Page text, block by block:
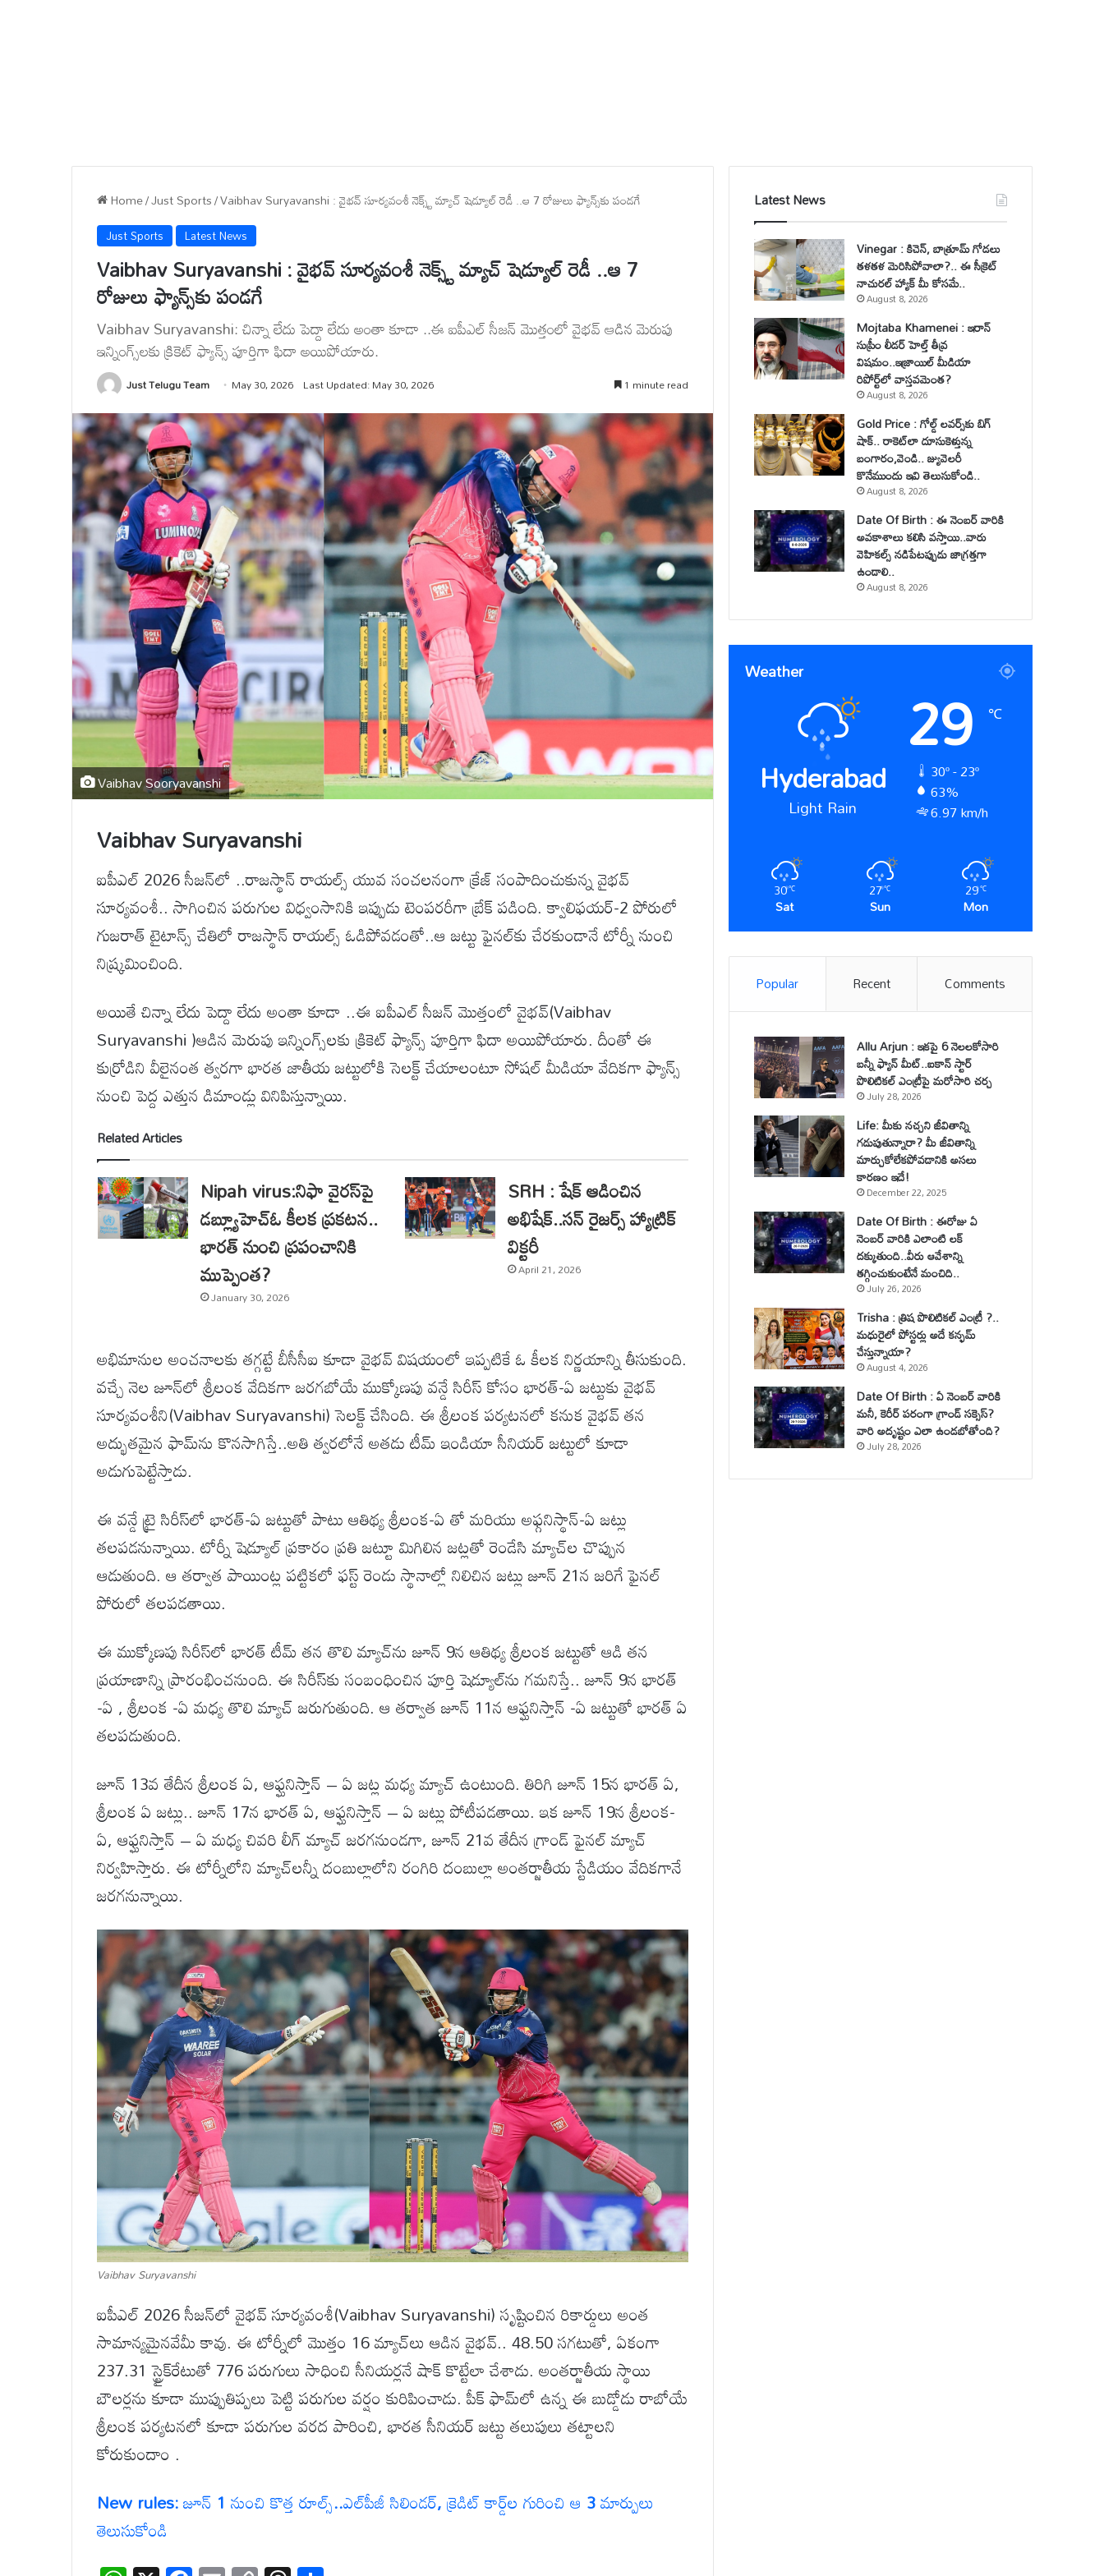
Home/Just Sports/Vaibhav Suryavanshi : వైభవ్ సూర్యవంశీ నెక్స్ట్ మ్యాచ్‌ షెడ్యూల్ రెడీ ..ఆ 7 రోజులు ఫ్యాన్స్‌కు పండగే
Just Sports Latest News
Vaibhav Suryavanshi : వైభవ్ సూర్యవంశీ నెక్స్ట్ మ్యాచ్‌ షెడ్యూల్ రెడీ ..ఆ 7
రోజులు ఫ్యాన్స్‌కు పండగే
Vaibhav Suryavanshi: చిన్నా లేదు పెద్దా లేదు అంతా కూడా ..ఈ ఐపీఎల్ సీజన్ మొత్తంలో వైభవ్ ఆడిన మెరుపు
ఇన్నింగ్స్‌లకు క్రికెట్ ఫ్యాన్స్ పూర్తిగా ఫిదా అయిపోయారు.
Just Telugu Team May 30, 2026 Last Updated: May 30, 2026 1 minute read
Vaibhav Sooryavanshi
Vaibhav Suryavanshi
ఐపీఎల్ 2026 సీజన్‌లో ..రాజస్థాన్ రాయల్స్ యువ సంచలనంగా క్రేజ్ సంపాదించుకున్న వైభవ్
సూర్యవంశీ.. సాగించిన పరుగుల విధ్వంసానికి ఇప్పుడు టెంపరరీగా బ్రేక్ పడింది. క్వాలిఫయర్-2 పోరులో
గుజరాత్ టైటాన్స్ చేతిలో రాజస్థాన్ రాయల్స్ ఓడిపోవడంతో..ఆ జట్టు ఫైనల్‌కు చేరకుండానే టోర్నీ నుంచి
నిష్క్రమించింది.
అయితే చిన్నా లేదు పెద్దా లేదు అంతా కూడా ..ఈ ఐపీఎల్ సీజన్ మొత్తంలో వైభవ్(Vaibhav
Suryavanshi )ఆడిన మెరుపు ఇన్నింగ్స్‌లకు క్రికెట్ ఫ్యాన్స్ పూర్తిగా ఫిదా అయిపోయారు. దీంతో ఈ
కుర్రోడిని వీలైనంత త్వరగా భారత జాతీయ జట్టులోకి సెలక్ట్ చేయాలంటూ సోషల్ మీడియా వేదికగా ఫ్యాన్స్
నుంచి పెద్ద ఎత్తున డిమాండ్లు వినిపిస్తున్నాయి.
Related Articles
Nipah virus:నిఫా వైరస్‌పై
డబ్ల్యూహెచ్‌ఓ కీలక ప్రకటన..
భారత్ నుంచి ప్రపంచానికి
ముప్పెంత?
January 30, 2026
SRH : షేక్ ఆడించిన
అభిషేక్..సన్ రైజర్స్ హ్యాట్రిక్
విక్టరీ
April 21, 2026
అభిమానుల అంచనాలకు తగ్గట్టే బీసీసీఐ కూడా వైభవ్ విషయంలో ఇప్పటికే ఓ కీలక నిర్ణయాన్ని తీసుకుంది.
వచ్చే నెల జూన్‌లో శ్రీలంక వేదికగా జరగబోయే ముక్కోణపు వన్డే సిరీస్ కోసం భారత్-ఏ జట్టుకు వైభవ్
సూర్యవంశీని(Vaibhav Suryavanshi) సెలక్ట్ చేసింది. ఈ శ్రీలంక పర్యటనలో కనుక వైభవ్ తన
అద్భుతమైన ఫామ్‌ను కొనసాగిస్తే..అతి త్వరలోనే అతడు టీమ్ ఇండియా సీనియర్ జట్టులో కూడా
అడుగుపెట్టేస్తాడు.
ఈ వన్డే ట్రై సిరీస్‌లో భారత్-ఏ జట్టుతో పాటు ఆతిథ్య శ్రీలంక-ఏ తో మరియు అఫ్గనిస్థాన్-ఏ జట్లు
తలపడనున్నాయి. టోర్నీ షెడ్యూల్ ప్రకారం ప్రతి జట్టూ మిగిలిన జట్లతో రెండేసి మ్యాచ్‌ల చొప్పున
ఆడుతుంది. ఆ తర్వాత పాయింట్ల పట్టికలో ఫస్ట్ రెండు స్థానాల్లో నిలిచిన జట్లు జూన్ 21న జరిగే ఫైనల్
పోరులో తలపడతాయి.
ఈ ముక్కోణపు సిరీస్‌లో భారత్ టీమ్ తన తొలి మ్యాచ్‌ను జూన్ 9న ఆతిథ్య శ్రీలంక జట్టుతో ఆడి తన
ప్రయాణాన్ని ప్రారంభించనుంది. ఈ సిరీస్‌కు సంబంధించిన పూర్తి షెడ్యూల్‌ను గమనిస్తే.. జూన్ 9న భారత్
-ఏ , శ్రీలంక -ఏ మధ్య తొలి మ్యాచ్ జరుగుతుంది. ఆ తర్వాత జూన్ 11న ఆఫ్ఘనిస్తాన్ -ఏ జట్టుతో భారత్ ఏ
తలపడుతుంది.
జూన్ 13వ తేదీన శ్రీలంక ఏ, ఆఫ్ఘనిస్తాన్ – ఏ జట్ల మధ్య మ్యాచ్ ఉంటుంది. తిరిగి జూన్ 15న భారత్ ఏ,
శ్రీలంక ఏ జట్లు.. జూన్ 17న భారత్ ఏ, ఆఫ్ఘనిస్తాన్ – ఏ జట్లు పోటీపడతాయి. ఇక జూన్ 19న శ్రీలంక-
ఏ, ఆఫ్ఘనిస్తాన్ – ఏ మధ్య చివరి లీగ్ మ్యాచ్ జరగనుండగా, జూన్ 21వ తేదీన గ్రాండ్ ఫైనల్ మ్యాచ్
నిర్వహిస్తారు. ఈ టోర్నీలోని మ్యాచ్‌లన్నీ దంబుల్లాలోని రంగిరి దంబుల్లా అంతర్జాతీయ స్టేడియం వేదికగానే
జరగనున్నాయి.
Vaibhav Suryavanshi
ఐపీఎల్ 2026 సీజన్‌లో వైభవ్ సూర్యవంశీ(Vaibhav Suryavanshi) సృష్టించిన రికార్డులు అంత
సామాన్యమైనవేమీ కావు. ఈ టోర్నీలో మొత్తం 16 మ్యాచ్‌లు ఆడిన వైభవ్.. 48.50 సగటుతో, ఏకంగా
237.31 స్ట్రైక్‌రేటుతో 776 పరుగులు సాధించి సీనియర్లనే షాక్ కొట్టేలా చేశాడు. అంతర్జాతీయ స్థాయి
బౌలర్లను కూడా ముప్పుతిప్పలు పెట్టి పరుగుల వర్షం కురిపించాడు. పీక్ ఫామ్‌లో ఉన్న ఈ బుడ్డోడు రాబోయే
శ్రీలంక పర్యటనలో కూడా పరుగుల వరద పారించి, భారత సీనియర్ జట్టు తలుపులు తట్టాలని
కోరుకుందాం .
New rules:జూన్ 1 నుంచి కొత్త రూల్స్..ఎల్‌పీజీ సిలిండర్,క్రెడిట్కార్డ్‌ల గురించి ఆ 3మార్పులు
తెలుసుకోండి
Latest News
Vinegar : కిచెన్, బాత్రూమ్ గోడలు
తళతళ మెరిసిపోవాలా?.. ఈ సీక్రెట్
నాచురల్ హ్యాక్ మీ కోసమే..
August 8, 2026
Mojtaba Khamenei : ఇరాన్
సుప్రీం లీడర్ హెల్త్ తీవ్ర
విషమం..ఇజ్రాయిల్ మీడియా
రిపోర్ట్‌లో వాస్తవమెంత?
August 8, 2026
Gold Price : గోల్డ్ లవర్స్‌కు బిగ్
షాక్.. రాకెట్‌లా దూసుకెళ్తున్న
బంగారం,వెండి.. జ్యువెలరీ
కొనేముందు ఇవి తెలుసుకోండి..
August 8, 2026
Date Of Birth : ఈ నెంబర్ వారికి
అవకాశాలు కలిసి వస్తాయి..వారు
వెహికల్స్ నడిపేటప్పుడు జాగ్రత్తగా
ఉండాలి..
August 8, 2026
Weather
Hyderabad
Light Rain
29 ℃
30º - 23º
63%
6.97 km/h
30℃
Sat
27℃
Sun
29℃
Mon
Popular Recent Comments
Allu Arjun : ఇకపై 6 నెలలకోసారి
బన్నీ ఫ్యాన్ మీట్..ఐకాన్ స్టార్
పొలిటికల్ ఎంట్రీపై మరోసారి చర్చ
July 28, 2026
Life: మీకు నచ్చని జీవితాన్ని
గడుపుతున్నారా? మీ జీవితాన్ని
మార్చుకోలేకపోవడానికి అసలు
కారణం ఇదే!
December 22, 2025
Date Of Birth : ఈరోజు ఏ
నెంబర్ వారికి ఎలాంటి లక్
దక్కుతుంది..వీరు ఆవేశాన్ని
తగ్గించుకుంటేనే మంచిది..
July 26, 2026
Trisha : త్రిష పొలిటికల్ ఎంట్రీ ?..
మధురైలో పోస్టర్లు అదే కన్ఫమ్
చేస్తున్నాయా?
August 4, 2026
Date Of Birth : ఏ నెంబర్ వారికి
మనీ, కెరీర్ పరంగా గ్రాండ్ సక్సెస్?
వారి అదృష్టం ఎలా ఉండబోతోంది?
July 28, 2026